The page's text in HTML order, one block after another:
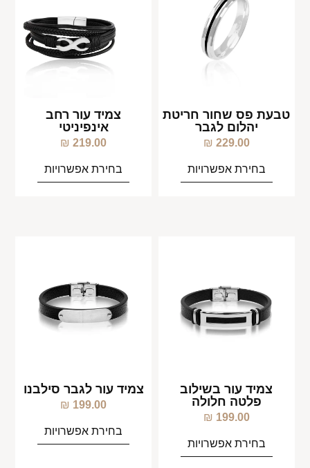
טבעת פס שחור חריטת
יהלום לגבר
229.00
₪
בחירת אפשרויות
צמיד עור רחב
אינפיניטי
219.00
₪
בחירת אפשרויות
צמיד עור בשילוב
פלטה חלולה
199.00
₪
בחירת אפשרויות
צמיד עור לגבר סילבנו
199.00
₪
בחירת אפשרויות